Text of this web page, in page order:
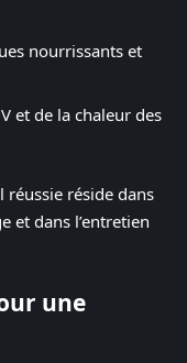
nourrissants et
et de la chaleur des
réussie réside dans
et dans l’entretien
une